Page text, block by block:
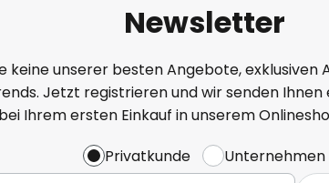
Newsletter
keine unserer besten Angebote, exklusiven
Jetzt registrieren und wir senden Ihnen
Ihrem ersten Einkauf in unserem
Privatkunde
Unternehmen